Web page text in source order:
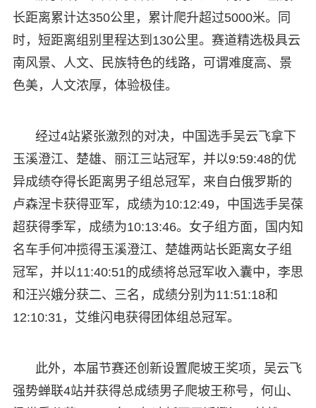
长距离累计达350公里，累计爬升超过5000米。同
时，短距离组别里程达到130公里。赛道精选极具云
南风景、人文、民族特色的线路，可谓难度高、景
色美，人文浓厚，体验极佳。
经过4站紧张激烈的对决，中国选手吴云飞拿下
玉溪澄江、楚雄、丽江三站冠军，并以9:59:48的优
异成绩夺得长距离男子组总冠军，来自白俄罗斯的
卢森涅卡获得亚军，成绩为10:12:49，中国选手吴葆
超获得季军，成绩为10:13:46。女子组方面，国内知
名车手何冲揽得玉溪澄江、楚雄两站长距离女子组
冠军，并以11:40:51的成绩将总冠军收入囊中，李思
和汪兴娥分获二、三名，成绩分别为11:51:18和
12:10:31，艾维闪电获得团体组总冠军。
此外，本届节赛还创新设置爬坡王奖项，吴云飞
强势蝉联4站并获得总成绩男子爬坡王称号，何山、